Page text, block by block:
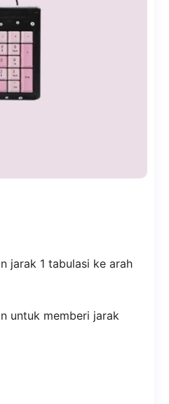
jarak 1 tabulasi ke arah
untuk memberi jarak